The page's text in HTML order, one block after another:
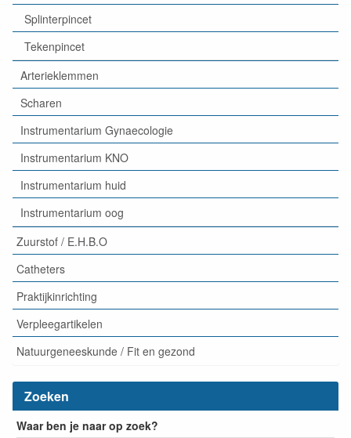
Splinterpincet
Tekenpincet
Arterieklemmen
Scharen
Instrumentarium Gynaecologie
Instrumentarium KNO
Instrumentarium huid
Instrumentarium oog
Zuurstof / E.H.B.O
Catheters
Praktijkinrichting
Verpleegartikelen
Natuurgeneeskunde / Fit en gezond
Zoeken
Waar ben je naar op zoek?